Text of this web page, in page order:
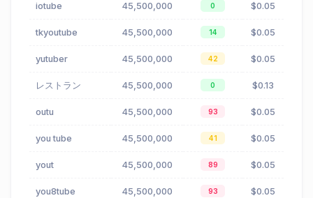
iotube 45,500,000 0 $0.05
tkyoutube 45,500,000 14 $0.05
yutuber 45,500,000 42 $0.05
レストラン 45,500,000 0 $0.13
outu 45,500,000 93 $0.05
you tube 45,500,000 41 $0.05
yout 45,500,000 89 $0.05
you8tube 45,500,000 93 $0.05